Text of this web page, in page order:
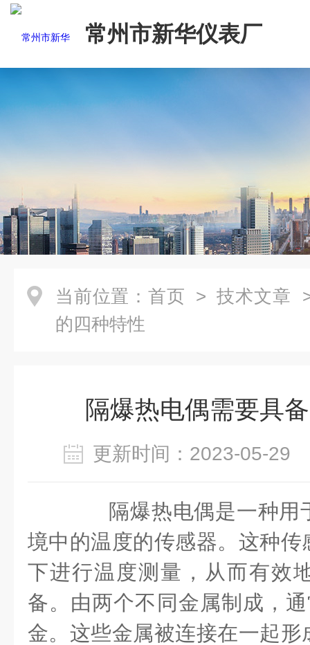
常州市新华仪表厂
当前位置： 首页 > 技术文章
的四种特性
隔爆热电偶需要具
更新时间：2023-05-
隔爆热电偶是一种用
境中的温度的传感器。这种
下进行温度测量，从而有效
备。由两个不同金属制成，
金。这些金属被连接在一起